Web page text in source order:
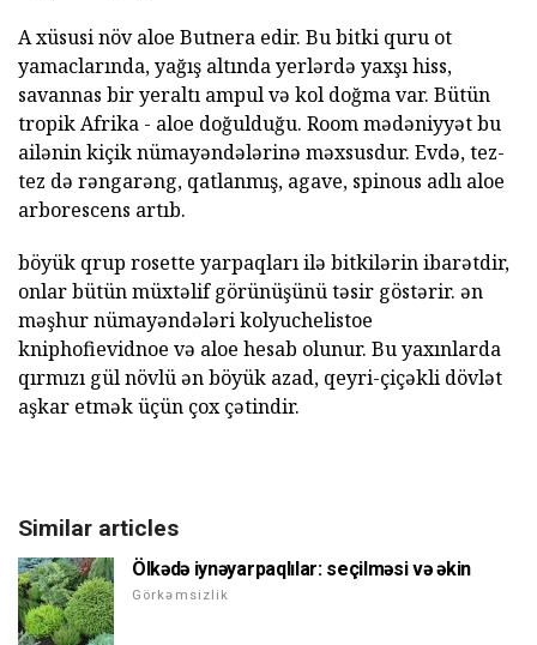
A xüsusi növ aloe Butnera edir. Bu bitki quru ot
yamaclarında, yağış altında yerlərdə yaxşı hiss,
savannas bir yeraltı ampul və kol doğma var. Bütün
tropik Afrika - aloe doğulduğu. Room mədəniyyət bu
ailənin kiçik nümayəndələrinə məxsusdur. Evdə, tez-
tez də rəngarəng, qatlanmış, agave, spinous adlı aloe
arborescens artıb.
böyük qrup rosette yarpaqları ilə bitkilərin ibarətdir,
onlar bütün müxtəlif görünüşünü təsir göstərir. ən
məşhur nümayəndələri kolyuchelistoe
kniphofievidnoe və aloe hesab olunur. Bu yaxınlarda
qırmızı gül növlü ən böyük azad, qeyri-çiçəkli dövlət
aşkar etmək üçün çox çətindir.
Similar articles
Ölkədə iynəyarpaqlılar: seçilməsi və əkin
Görkəmsizlik